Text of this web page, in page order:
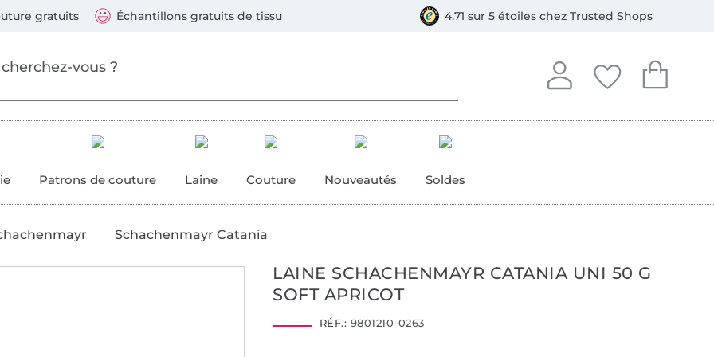
gratuits Échantillons gratuits de tissu 4.71 sur 5 étoiles chez Trusted Shops
Se connecter
Se connecter à votre
Mes favoris
Vous avez
Mon
Vous avez
Patrons de couture Laine Couture Nouveautés Soldes
Schachenmayr Catania
LAINE SCHACHENMAYR CATANIA UNI 50 G
SOFT APRICOT
RÉF.: 9801210-0263
suivants : Visa, Mastercard, Carte bleue, PayPal, Virement, Bancontact